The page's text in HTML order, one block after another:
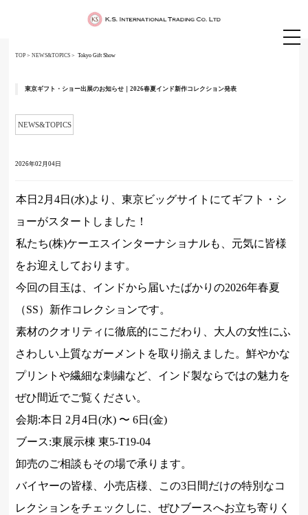
TOP> NEWS&TOPICS> Tokyo Gift Show
東京ギフト・ショー出展のお知らせ｜2026春夏インド新作コレクション発表
NEWS&TOPICS
2026年02月04日
本日2月4日(水)より、東京ビッグサイトにてギフト・シ
ョーがスタートしました！
私たち(株)ケーエスインターナショナルも、元気に皆様
をお迎えしております。
今回の目玉は、インドから届いたばかりの2026年春夏
（SS）新作コレクションです。
素材のクオリティに徹底的にこだわり、大人の女性にふ
さわしい上質なガーメントを取り揃えました。鮮やかな
プリントや繊細な刺繍など、インド製ならではの魅力を
ぜひ間近でご覧ください。
会期:本日 2月4日(水) 〜 6日(金)
ブース:東展示棟 東5-T19-04
卸売のご相談もその場で承ります。
バイヤーの皆様、小売店様、この3日間だけの特別なコ
レクションをチェックしに、ぜひブースへお立ち寄りく